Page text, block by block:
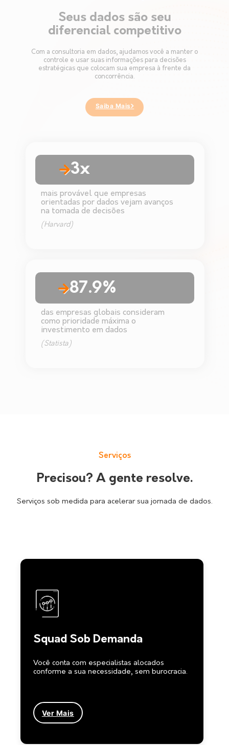
Seus dados são seu
diferencial competitivo
Com a consultoria em dados, ajudamos você a manter o
controle e usar suas informações para decisões
estratégicas que colocam sua empresa à frente da
concorrência.
Saiba Mais
3x
mais provável que empresas
orientadas por dados vejam avanços
na tomada de decisões
(Harvard)
87.9%
das empresas globais consideram
como prioridade máxima o
investimento em dados
(Statista)
Serviços
Precisou? A gente resolve.
Serviços sob medida para acelerar sua jornada de dados.
Squad Sob Demanda
Você conta com especialistas alocados
conforme a sua necessidade, sem burocracia.
Ver Mais